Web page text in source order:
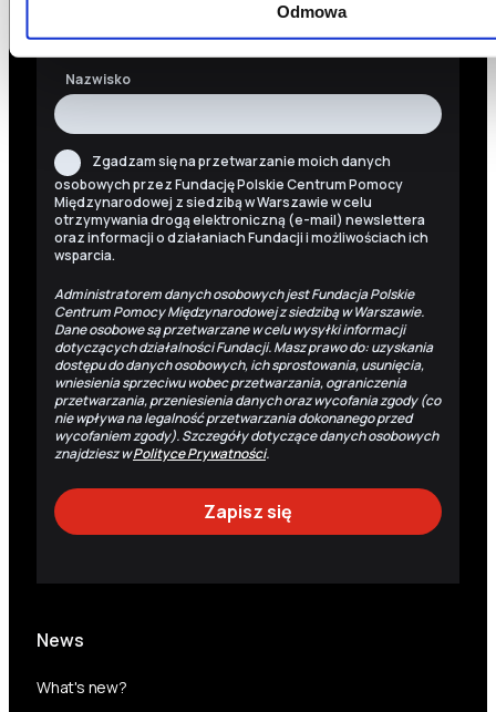
Odmowa
Nazwisko
Zgadzam się na przetwarzanie moich danych
osobowych przez Fundację Polskie Centrum Pomocy
Międzynarodowej z siedzibą w Warszawie w celu
otrzymywania drogą elektroniczną (e-mail) newslettera
oraz informacji o działaniach Fundacji i możliwościach ich
wsparcia.
Administratorem danych osobowych jest Fundacja Polskie
Centrum Pomocy Międzynarodowej z siedzibą w Warszawie.
Dane osobowe są przetwarzane w celu wysyłki informacji
dotyczących działalności Fundacji. Masz prawo do: uzyskania
dostępu do danych osobowych, ich sprostowania, usunięcia,
wniesienia sprzeciwu wobec przetwarzania, ograniczenia
przetwarzania, przeniesienia danych oraz wycofania zgody (co
nie wpływa na legalność przetwarzania dokonanego przed
wycofaniem zgody). Szczegóły dotyczące danych osobowych
znajdziesz wPolityce Prywatności.
News
What's new?